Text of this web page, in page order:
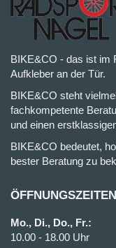
BIKE&CO - das ist im
Aufkleber an der Tür.
BIKE&CO steht
fachkompetente
und einen
BIKE&CO bedeutet,
bester Beratung zu
Mo., Di., Do., Fr.:
10.00 - 18.00 Uhr